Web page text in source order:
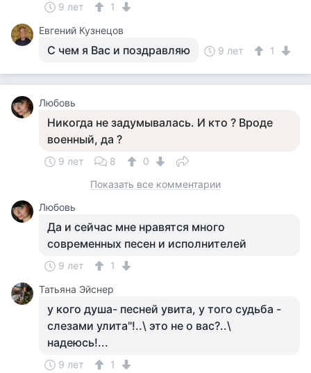
9 лет
1
Евгений Кузнецов
С чем я Вас и поздравляю 9 лет 1
Любовь
Никогда не задумывалась. И кто ? Вроде
военный, да ?
9 лет 8
0
Показать все комментарии
Любовь
Да и сейчас мне нравятся много
современных песен и исполнителей
9 лет
1
Татьяна Эйснер
у кого душа- песней увита, у того судьба -
слезами улита"!..\ это не о вас?..\
надеюсь!...
9 лет 1